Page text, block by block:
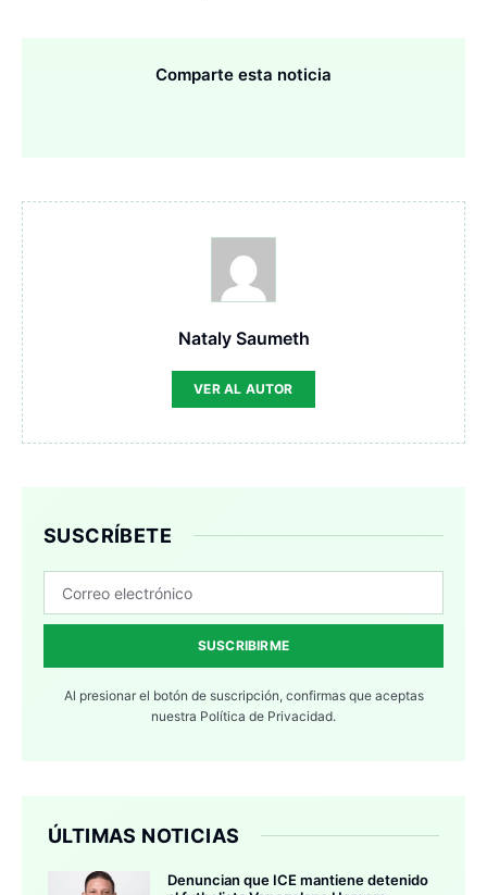
Comparte esta noticia
Nataly Saumeth
VER AL AUTOR
SUSCRÍBETE
SUSCRIBIRME
Al presionar el botón de suscripción, confirmas que aceptas
nuestra Política de Privacidad.
ÚLTIMAS NOTICIAS
Denuncian que ICE mantiene detenido